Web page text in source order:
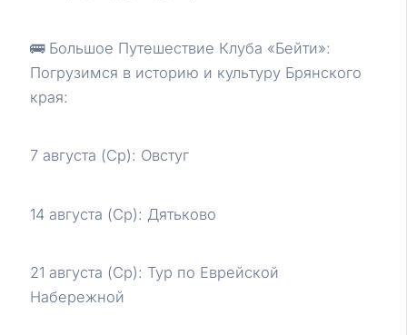
🚌 Большое Путешествие Клуба «Бейти»:
Погрузимся в историю и культуру Брянского
края:
7 августа (Ср): Овстуг
14 августа (Ср): Дятьково
21 августа (Ср): Тур по Еврейской
Набережной